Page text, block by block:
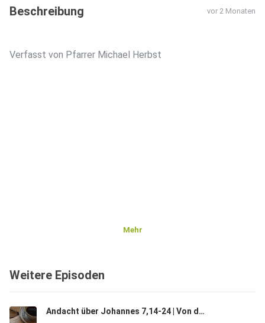
Beschreibung vor 2 Monaten
Verfasst von Pfarrer Michael Herbst
Mehr
Weitere Episoden
Andacht über Johannes 7,14-24 | Von der Ehre